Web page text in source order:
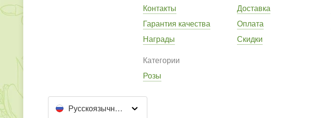
Контакты
Гарантия качества
Награды
Доставка
Оплата
Скидки
Категории
Розы
Русскоязычный сайт